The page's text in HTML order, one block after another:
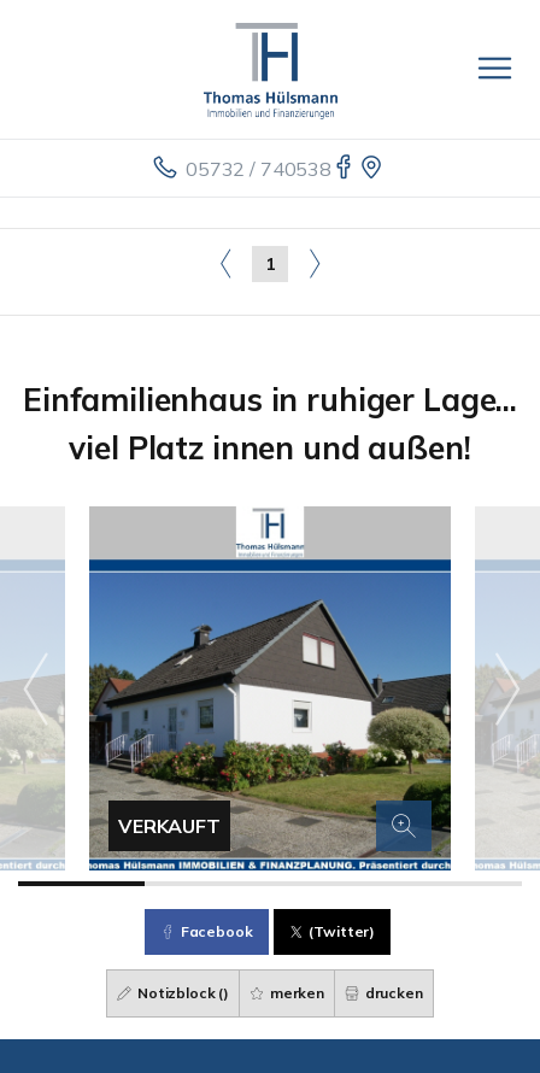
05732 / 740538
1
Einfamilienhaus in ruhiger Lage...
viel Platz innen und außen!
VERKAUFT
Facebook (Twitter)
Notizblock () merken drucken